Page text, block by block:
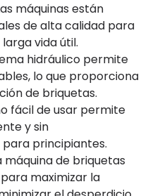
máquinas están
de alta calidad para
vida útil.
hidráulico permite
lo que proporciona
de briquetas.
fácil de usar permite
y sin
principiantes.
máquina de briquetas
maximizar la